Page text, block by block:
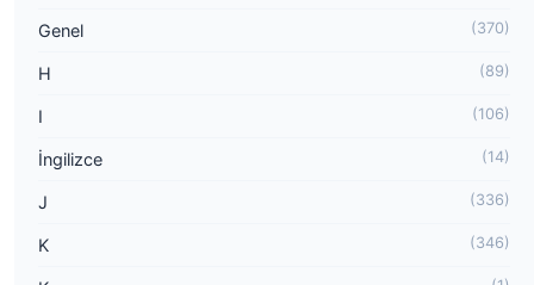
Genel (370)
H (89)
I (106)
İngilizce (14)
J (336)
K (346)